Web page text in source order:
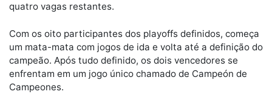
quatro vagas restantes.
Com os oito participantes dos playoffs definidos, começa
um mata-mata com jogos de ida e volta até a definição do
campeão. Após tudo definido, os dois vencedores se
enfrentam em um jogo único chamado de Campeón de
Campeones.